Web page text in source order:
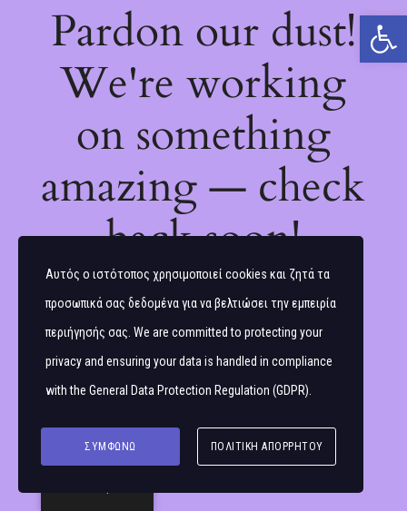
Ανοίξτε τη γραμμή εργαλείων
Pardon our dust!
We're working
on something
amazing — check
back soon!
Αυτός ο ιστότοπος χρησιμοποιεί cookies και ζητά τα
προσωπικά σας δεδομένα για να βελτιώσει την εμπειρία
περιήγησής σας. We are committed to protecting your
privacy and ensuring your data is handled in compliance
with the General Data Protection Regulation (GDPR)
ΣΥΜΦΩΝΏ ΠΟΛΙΤΙΚΉ ΑΠΟΡΡΉΤΟΥ